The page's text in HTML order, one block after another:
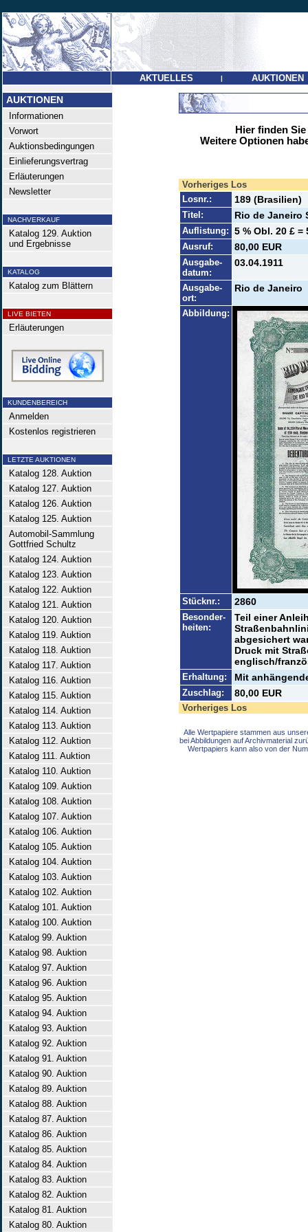
AKTUELLES | AUKTIONEN
AUKTIONEN
Informationen
Vorwort
Auktionsbedingungen
Einlieferungsvertrag
Erläuterungen
Newsletter
NACHVERKAUF
Katalog 129. Auktion
und Ergebnisse
KATALOG
Katalog zum Blättern
LIVE BIETEN
Erläuterungen
KUNDENBEREICH
Anmelden
Kostenlos registrieren
LETZTE AUKTIONEN
Katalog 128. Auktion
Katalog 127. Auktion
Katalog 126. Auktion
Katalog 125. Auktion
Automobil-Sammlung
Gottfried Schultz
Katalog 124. Auktion
Katalog 123. Auktion
Katalog 122. Auktion
Katalog 121. Auktion
Katalog 120. Auktion
Katalog 119. Auktion
Katalog 118. Auktion
Katalog 117. Auktion
Katalog 116. Auktion
Katalog 115. Auktion
Katalog 114. Auktion
Katalog 113. Auktion
Katalog 112. Auktion
Katalog 111. Auktion
Katalog 110. Auktion
Katalog 109. Auktion
Katalog 108. Auktion
Katalog 107. Auktion
Katalog 106. Auktion
Katalog 105. Auktion
Katalog 104. Auktion
Katalog 103. Auktion
Katalog 102. Auktion
Katalog 101. Auktion
Katalog 100. Auktion
Katalog 99. Auktion
Katalog 98. Auktion
Katalog 97. Auktion
Katalog 96. Auktion
Katalog 95. Auktion
Katalog 94. Auktion
Katalog 93. Auktion
Katalog 92. Auktion
Katalog 91. Auktion
Katalog 90. Auktion
Katalog 89. Auktion
Katalog 88. Auktion
Katalog 87. Auktion
Katalog 86. Auktion
Katalog 85. Auktion
Katalog 84. Auktion
Katalog 83. Auktion
Katalog 82. Auktion
Katalog 81. Auktion
Katalog 80. Auktion
Hier finden
Weitere Optionen
Vorheriges Los
Losnr.:
189 (Brasilien)
Titel: Rio de Janeiro
Auflistung: 5 % Obl. 20 £ =
Ausruf: 80,00 EUR
Ausgabe-
datum:
03.04.1911
Ausgabe-
ort:
Rio de Janeiro
Abbildung:
Stücknr.: 2860
Besonder-
heiten:
Teil einer
abgesichert
Druck mit
englisch/
Erhaltung: Mit
Zuschlag: 80,00 EUR
Vorheriges Los
Alle Wertpapiere stammen aus
bei Abbildungen auf Archivmaterial
Wertpapiers kann also von der